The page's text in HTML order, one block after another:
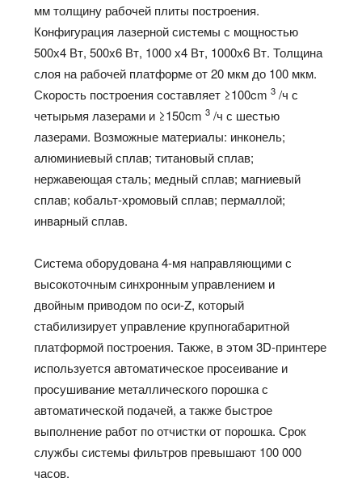
мм толщину рабочей плиты построения.
Конфигурация лазерной системы с мощностью
500х4 Вт, 500х6 Вт, 1000 х4 Вт, 1000х6 Вт. Толщина
слоя на рабочей платформе от 20 мкм до 100 мкм.
Скорость построения составляет ≥100cm3 /ч с
четырьмя лазерами и ≥150cm3 /ч с шестью
лазерами. Возможные материалы: инконель;
алюминиевый сплав; титановый сплав;
нержавеющая сталь; медный сплав; магниевый
сплав; кобальт-хромовый сплав; пермаллой;
инварный сплав.
Система оборудована 4-мя направляющими с
высокоточным синхронным управлением и
двойным приводом по оси-Z, который
стабилизирует управление крупногабаритной
платформой построения. Также, в этом 3D-принтере
используется автоматическое просеивание и
просушивание металлического порошка с
автоматической подачей, а также быстрое
выполнение работ по отчистки от порошка. Срок
службы системы фильтров превышают 100 000
часов.